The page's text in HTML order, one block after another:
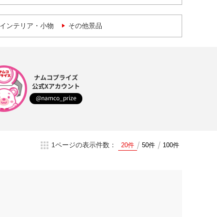
ンテリア・小物 その他景品
ナムコプライズ
公式Xアカウント
@namco_prize
1ページの表示件数： 20件 50件 100件